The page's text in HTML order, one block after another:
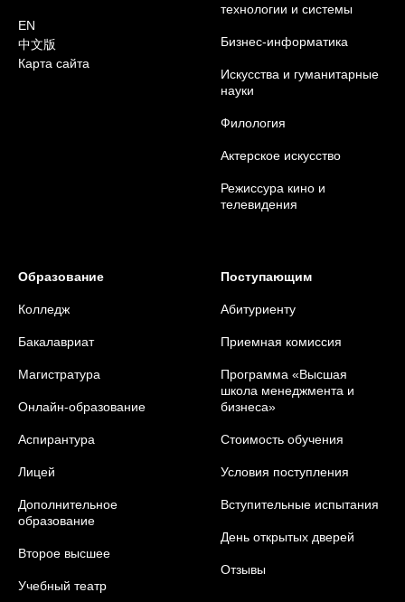
EN
中文版
Карта сайта
технологии и системы
Бизнес-информатика
Искусства и гуманитарные
науки
Филология
Актерское искусство
Режиссура кино и
телевидения
Образование
Колледж
Бакалавриат
Магистратура
Онлайн-образование
Аспирантура
Лицей
Дополнительное
образование
Второе высшее
Учебный театр
Поступающим
Абитуриенту
Приемная комиссия
Программа «Высшая
школа менеджмента и
бизнеса»
Стоимость обучения
Условия поступления
Вступительные испытания
День открытых дверей
Отзывы